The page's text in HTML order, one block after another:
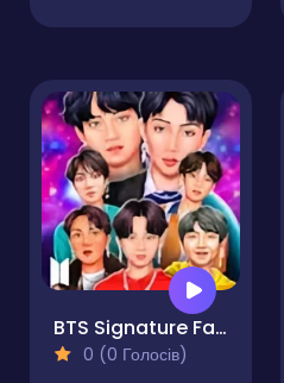
BTS Signature Fashion Style
0 (0 Голосів)